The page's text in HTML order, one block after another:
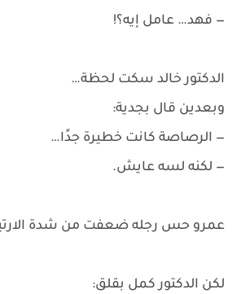
— فهد… عامل إيه؟!
الدكتور خالد سكت لحظة…
وبعدين قال بجدية:
— الرصاصة كانت خطيرة جدًا…
— لكنه لسه عايش.
عمرو حس رجله ضعفت من شدة
لكن الدكتور كمل بقلق: